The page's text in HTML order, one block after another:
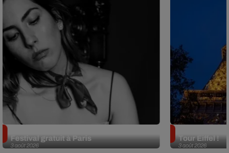
3 août 2026
Festival gratuit à Paris
3 août 2026
Tour Eiffel !